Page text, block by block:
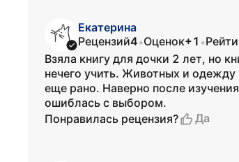
Екатерина
Рецензий4•Оценок+1 •
Взяла книгу для дочки 2 лет, но
нечего учить. Животных и
еще рано. Наверно после
ошиблась с выбором.
Понравилась рецензия?
Да